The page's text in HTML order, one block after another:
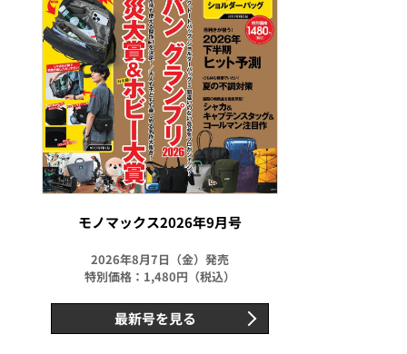
モノマックス2026年9月号
2026年8月7日（金）発売
特別価格：1,480円（税込）
最新号を見る